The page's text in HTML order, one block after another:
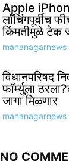
Apple
लाँचिंगपूर्वीच
किंमतीमुळे टेक
mananagarnews
विधानपरिषद
फॉर्म्युला
जागा मिळणार
mananagarnews
NO